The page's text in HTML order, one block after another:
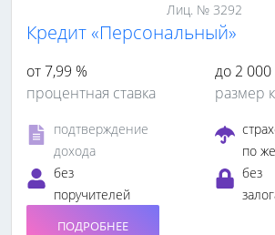
Лиц. № 3292
Кредит «Персональный»
от 7,99 %
процентная ставка
до 2
размер
подтверждение
дохода
по
без
поручителей
без
ПОДРОБНЕЕ